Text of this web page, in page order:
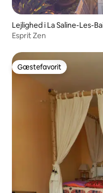
Lejlighed i La Saline-Les-
Esprit Zen
Gæstefavorit
Gæstefavorit